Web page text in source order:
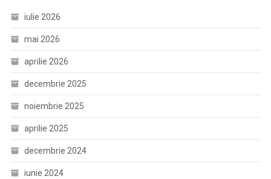
iulie 2026
mai 2026
aprilie 2026
decembrie 2025
noiembrie 2025
aprilie 2025
decembrie 2024
iunie 2024